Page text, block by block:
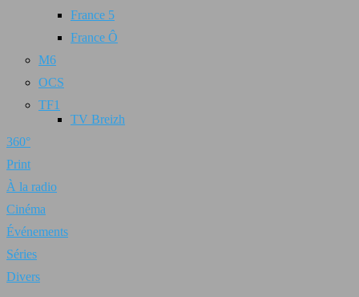
France 5
France Ô
M6
OCS
TF1
TV Breizh
360°
Print
À la radio
Cinéma
Événements
Séries
Divers